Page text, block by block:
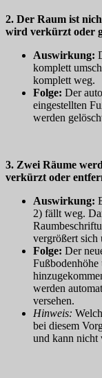
2. Der Raum ist
wird verkürzt oder
Auswirkung:
komplett
komplett weg.
Folge: Der
eingestellten
werden
3. Zwei Räume
verkürzt oder
Auswirkung:
2) fällt weg.
vergrößert sich
Folge: Der
werden
versehen.
Hinweis:
bei diesem
und kann nicht